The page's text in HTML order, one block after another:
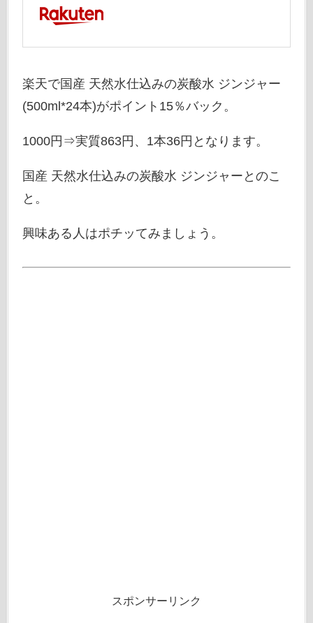
楽天で国産 天然水仕込みの炭酸水 ジンジャー
(500ml*24本)がポイント15％バック。
1000円⇒実質863円、1本36円となります。
国産 天然水仕込みの炭酸水 ジンジャーとのこ
と。
興味ある人はポチッてみましょう。
スポンサーリンク